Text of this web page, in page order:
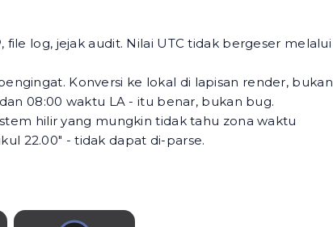
file log, jejak audit. Nilai UTC tidak bergeser melalui
Konversi ke lokal di lapisan render, bukan
08:00 waktu LA - itu benar, bukan bug.
hilir yang mungkin tidak tahu zona waktu
22.00" - tidak dapat di-parse.